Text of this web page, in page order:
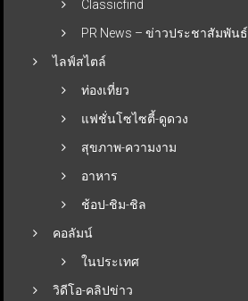
Classicfind
PR News – ข่าวประชาสัมพันธ์
ไลฟ์สไตล์
ท่องเที่ยว
แฟชั่นโซไซตี้-ดูดวง
สุขภาพ-ความงาม
อาหาร
ช้อป-ชิม-ชิล
คอลัมน์
ในประเทศ
วิดีโอ-คลิปข่าว